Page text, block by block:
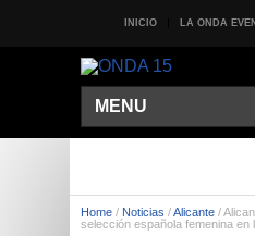
INICIO LA ONDA
MENU
Home / Noticias /Alicante /
selección española femenina en